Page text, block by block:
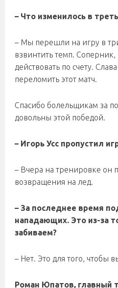
– Что изменилось в
– Мы перешли на игру в
взвинтить темп.
действовать по счету.
переломить этот матч.
Спасибо болельщикам за
довольны этой победой.
– Игорь Усс пропустил
– Вчера на тренировке он
возвращения на лед.
– За последнее время
нападающих. Это из-за
забиваем?
– Нет. Это для того, чтобы
Роман Юпатов, главный